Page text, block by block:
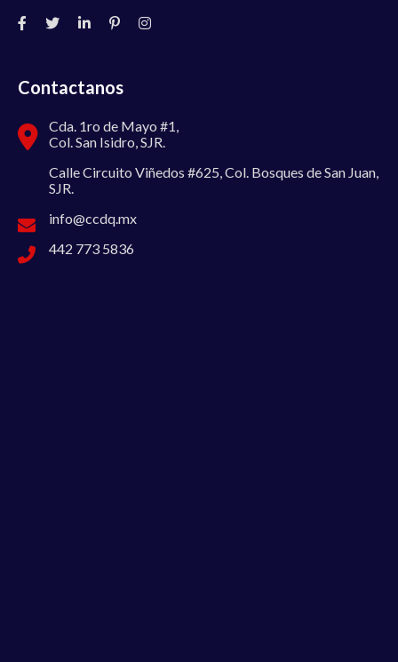
Contactanos
Cda. 1ro de Mayo #1,
Col. San Isidro, SJR.
Calle Circuito Viñedos #625, Col. Bosques de San Juan,
SJR.
info@ccdq.mx
442 773 5836